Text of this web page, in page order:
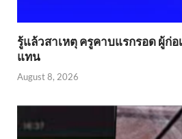
รู้แล้วสาเหตุ ครูคาบแรกรอด ผู้ก่
แทน
August 8, 2026